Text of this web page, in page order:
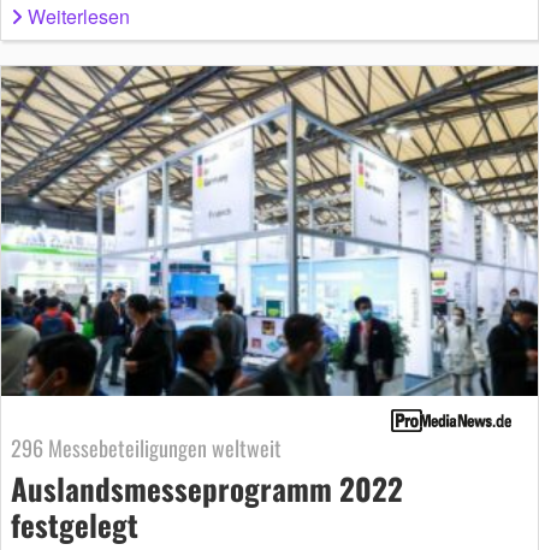
Weiterlesen
296 Messebeteiligungen weltweit
Auslandsmesseprogramm 2022
festgelegt